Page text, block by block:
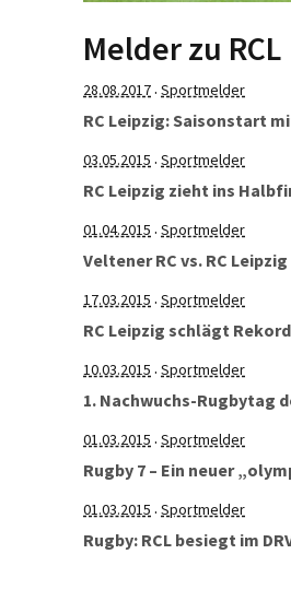
Melder zu RCL
28.08.2017· Sportmelder
RC Leipzig: Saisonstart
03.05.2015 · Sportmelder
RC Leipzig zieht ins
01.04.2015 · Sportmelder
Veltener RC vs. RC
17.03.2015 · Sportmelder
RC Leipzig schlägt
10.03.2015 · Sportmelder
1. Nachwuchs-Rugbytag
01.03.2015 · Sportmelder
Rugby 7 – Ein neuer
01.03.2015 · Sportmelder
Rugby: RCL besiegt im